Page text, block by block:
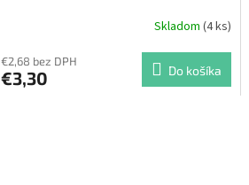
Skladom (4 ks)
€2,68 bez DPH
€3,30 Do košíka